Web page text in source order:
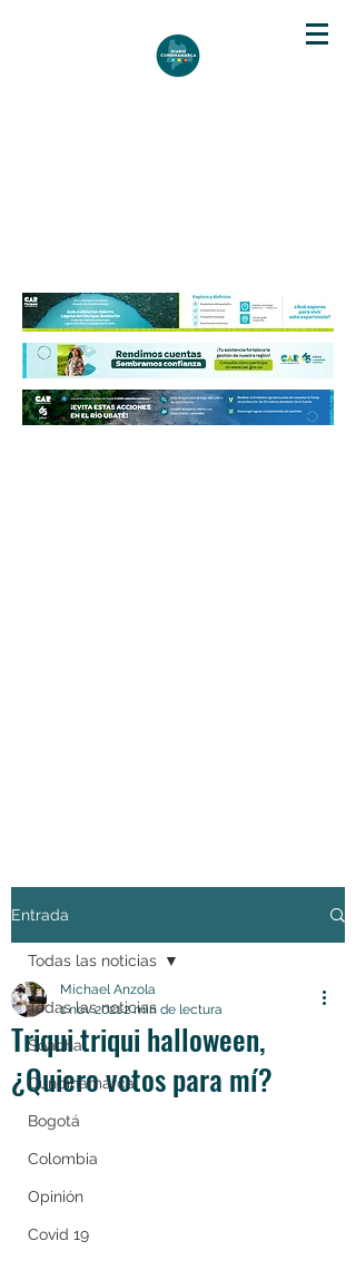
Entrada
Todas las noticias
Soacha
Cundinamarca
Bogotá
Colombia
Opinión
Covid 19
Todas las noticias
Triqui triqui halloween,
¿Quiero votos para mí?
Michael Anzola
1 nov 20212 min de lectura